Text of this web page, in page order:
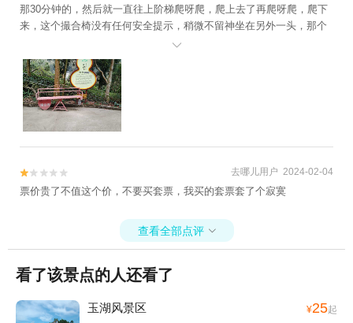
那30分钟的，然后就一直往上阶梯爬呀爬，爬上去了再爬呀爬，爬下
来，这个撮合椅没有任何安全提示，稍微不留神坐在另外一头，那个
铁刚好打在脚上，我就是那样受伤的，之后我在旁边坐了大概有十几
分钟，也有两三个游客犯了同样的错误，景区得重视这个问题了。出
来到前台想着让景区医生拿点药处理一下的，结果工作人员告诉我景
区没有配备医生，体验感实在是差


 去哪儿用户 2024-02-04
票价贵了不值这个价，不要买套票，我买的套票套了个寂寞
查看全部点评 
看了该景点的人还看了
玉湖风景区 ¥25起